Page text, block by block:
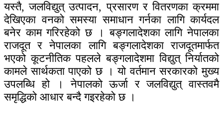
यस्तै, जलविद्युत् उत्पादन, प्रसारण र वितरणका क्रममा
देखिएका वनको समस्या समाधान गर्नका लागि कार्यदल
बनेर काम गरिरहेको छ । बङ्गलादेशका लागि नेपालका
राजदूत र नेपालका लागि बङ्गलादेशका राजदूतमार्फत
भएको कूटनीतिक पहलले बङ्गलादेशमा विद्युत् निर्यातको
कामले सार्थकता पाएको छ । यो वर्तमान सरकारको मुख्य
उपलब्धि हो । नेपालको ऊर्जा र जलविद्युत् वास्तवमै
समृद्धिको आधार बन्दै गइरहेको छ ।